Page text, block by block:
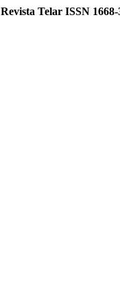
Revista Telar ISSN 1668-